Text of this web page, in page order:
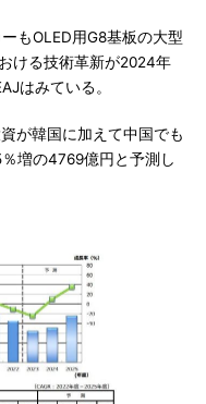
もOLED用G8基板の大型
ける技術革新が2024年
はみている。
が韓国に加えて中国でも
増の4769億円と予測し